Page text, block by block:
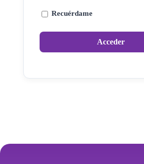
Recuérdame